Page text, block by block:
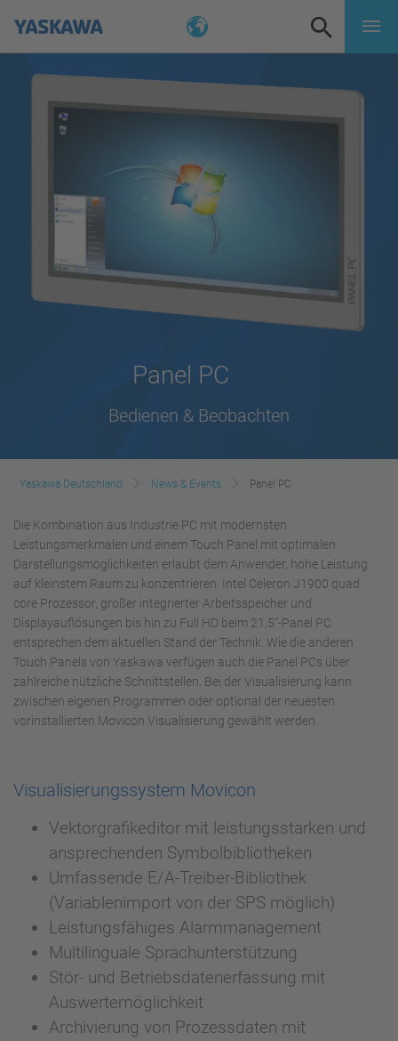
Panel PC
Bedienen & Beobachten
Yaskawa Deutschland News & Events Panel PC
Die Kombination aus Industrie PC mit modernsten
Leistungsmerkmalen und einem Touch Panel mit optimalen
Darstellungsmöglichkeiten erlaubt dem Anwender, hohe Leistung
auf kleinstem Raum zu konzentrieren. Intel Celeron J1900 quad
core Prozessor, großer integrierter Arbeitsspeicher und
Displayauflösungen bis hin zu Full HD beim 21,5“-Panel PC
entsprechen dem aktuellen Stand der Technik. Wie die anderen
Touch Panels von Yaskawa verfügen auch die Panel PCs über
zahlreiche nützliche Schnittstellen. Bei der Visualisierung kann
zwischen eigenen Programmen oder optional der neuesten
vorinstallierten Movicon Visualisierung gewählt werden.
Visualisierungssystem Movicon
Vektorgrafikeditor mit leistungsstarken und
ansprechenden Symbolbibliotheken
Umfassende E/A-Treiber-Bibliothek
(Variablenimport von der SPS möglich)
Leistungsfähiges Alarmmanagement
Multilinguale Sprachunterstützung
Stör- und Betriebsdatenerfassung mit
Auswertemöglichkeit
Archivierung von Prozessdaten mit